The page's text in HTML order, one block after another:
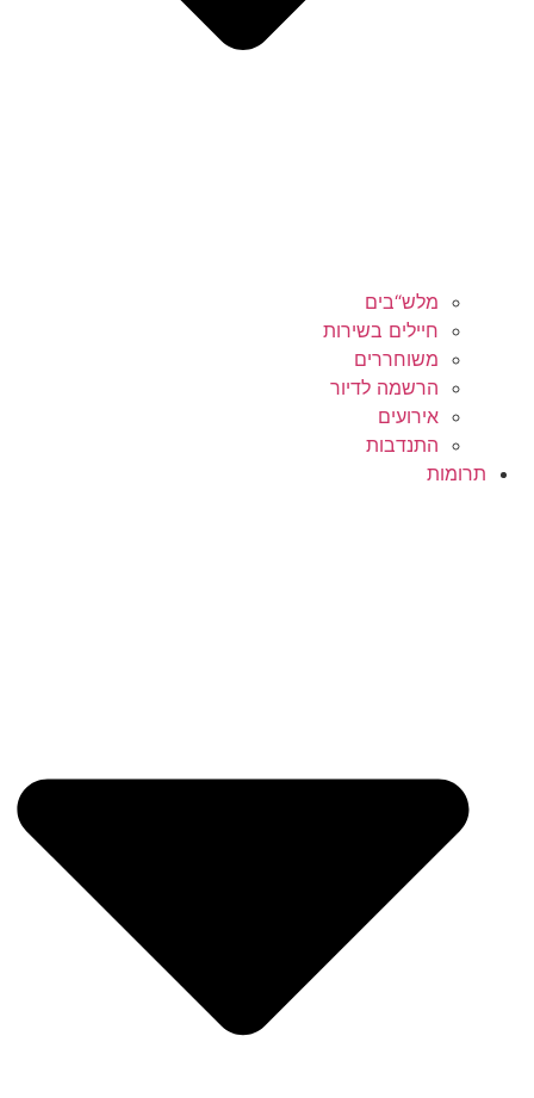
מלש“בים
חיילים בשירות
משוחררים
הרשמה לדיור
אירועים
התנדבות
תרומות